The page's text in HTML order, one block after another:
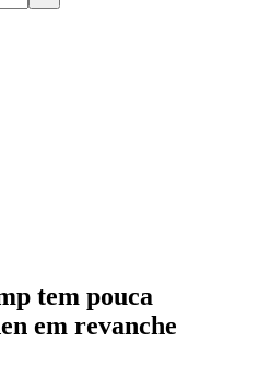
tem pouca
em revanche